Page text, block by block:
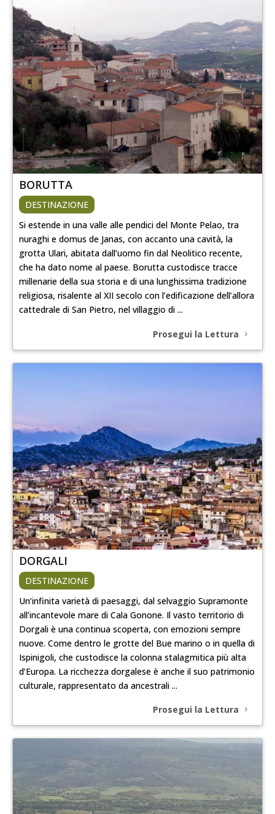
BORUTTA
DESTINAZIONE
Si estende in una valle alle pendici del Monte Pelao, tra
nuraghi e domus de Janas, con accanto una cavità, la
grotta Ulari, abitata dall’uomo fin dal Neolitico recente,
che ha dato nome al paese. Borutta custodisce tracce
millenarie della sua storia e di una lunghissima tradizione
religiosa, risalente al XII secolo con l’edificazione dell’allora
cattedrale di San Pietro, nel villaggio di ...
Prosegui la Lettura
DORGALI
DESTINAZIONE
Un’infinita varietà di paesaggi, dal selvaggio Supramonte
all’incantevole mare di Cala Gonone. Il vasto territorio di
Dorgali è una continua scoperta, con emozioni sempre
nuove. Come dentro le grotte del Bue marino o in quella di
Ispinigoli, che custodisce la colonna stalagmitica più alta
d’Europa. La ricchezza dorgalese è anche il suo patrimonio
culturale, rappresentato da ancestrali ...
Prosegui la Lettura